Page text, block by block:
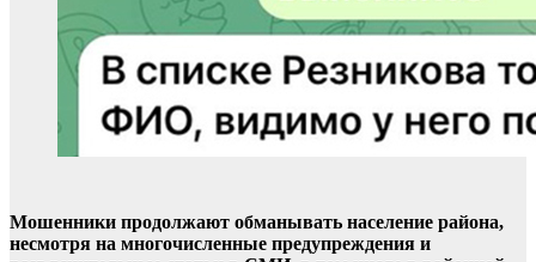
Мошенники продолжают обманывать население района,
несмотря на многочисленные предупреждения и